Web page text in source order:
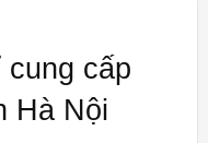
cấp
Hà Nội